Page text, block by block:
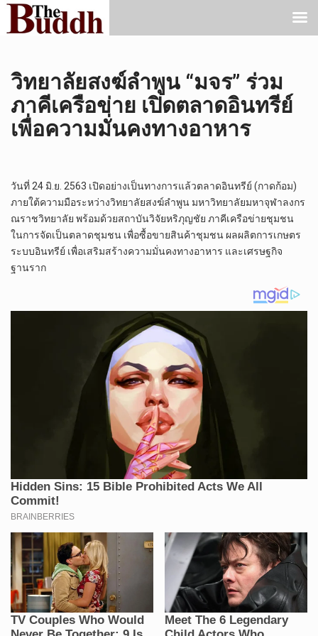
วิทยาลัยสงฆ์ลำพูน “มจร” ร่วม
ภาคีเครือข่าย เปิดตลาดอินทรีย์
เพื่อความมั่นคงทางอาหาร
วันที่ 24 มิ.ย. 2563 เปิดอย่างเป็นทางการแล้วตลาดอินทรีย์ (กาดก้อม)
ภายใต้ความมือระหว่างวิทยาลัยสงฆ์ลำพูน มหาวิทยาลัยมหาจุฬาลงกร
ณราชวิทยาลัย พร้อมด้วยสถาบันวิจัยหริภุญชัย ภาคีเครือข่ายชุมชน
ในการจัดเป็นตลาดชุมชน เพื่อซื้อขายสินค้าชุมชน ผลผลิตการเกษตร
ระบบอินทรีย์ เพื่อเสริมสร้างความมั่นคงทางอาหาร และเศรษฐกิจ
ฐานราก